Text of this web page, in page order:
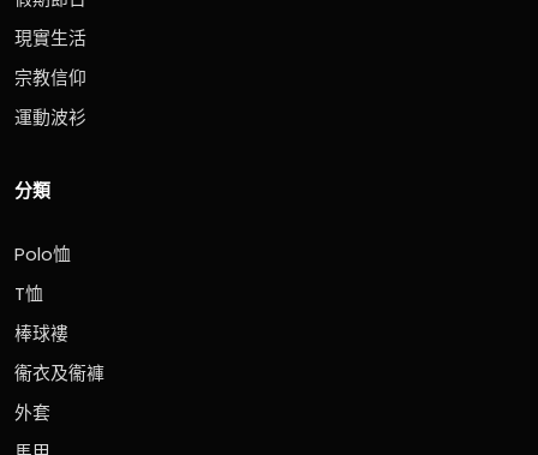
現實生活
宗教信仰
運動波衫
分類
Polo恤
T恤
棒球褸
衞衣及衞褲
外套